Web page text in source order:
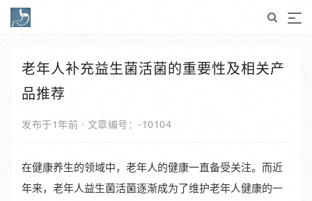
老年人补充益生菌活菌的重要性及相关产
品推荐
发布于1年前 · 文章编号：-10104
在健康养生的领域中，老年人的健康一直备受关注。而近
年来，老年人益生菌活菌逐渐成为了维护老年人健康的一